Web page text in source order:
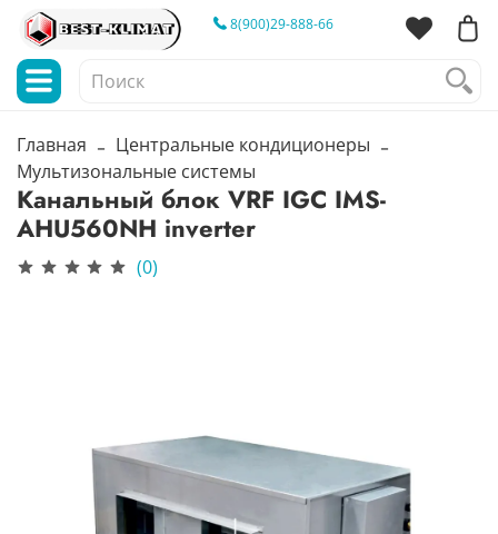
8(900)29-888-66
Главная
Центральные кондиционеры
Мультизональные системы
Канальный блок VRF IGC IMS-
AHU560NH inverter
(0)